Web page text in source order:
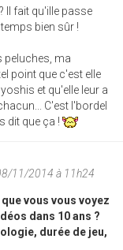
Il fait qu'ille passe
bien sûr !
peluches, ma
point que c'est elle
et qu'elle leur a
C'est l'bordel
dit que ça !
11/2014 à 11h24
vous vous voyez
dans 10 ans ?
durée de jeu,